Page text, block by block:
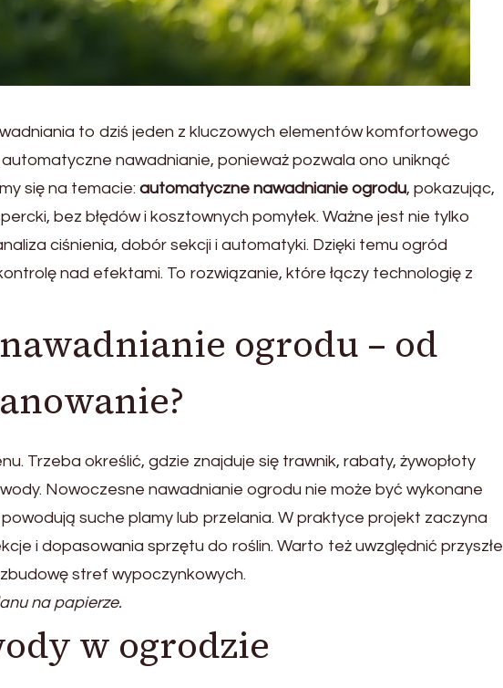
to dziś jeden z kluczowych elementów komfortowego
nawadnianie, ponieważ pozwala ono uniknąć
się na temacie: automatyczne nawadnianie ogrodu, pokazując,
bez błędów i kosztownych pomyłek. Ważne jest nie tylko
ciśnienia, dobór sekcji i automatyki. Dzięki temu ogród
nad efektami. To rozwiązanie, które łączy technologię z
ogrodu – od
Trzeba określić, gdzie znajduje się trawnik, rabaty, żywopłoty
Nowoczesne nawadnianie ogrodu nie może być wykonane
powodują suche plamy lub przelania. W praktyce projekt zaczyna
i dopasowania sprzętu do roślin. Warto też uwzględnić przyszłe
stref wypoczynkowych.
na papierze.
w ogrodzie